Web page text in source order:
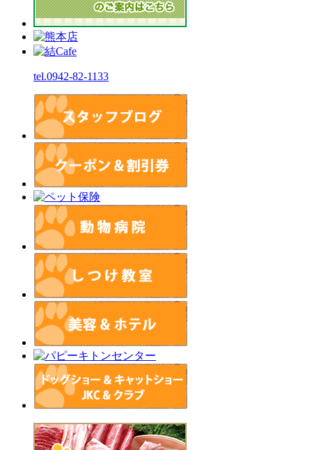
tel.0942-82-1133